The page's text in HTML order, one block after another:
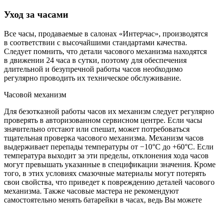
Уход за часами
Все часы, продаваемые в салонах «Интерчас», производятся
в соответствии с высочайшими стандартами качества.
Следует помнить, что детали часового механизма находятся
в движении 24 часа в сутки, поэтому для обеспечения
длительной и безупречной работы часов необходимо
регулярно проводить их техническое обслуживание.
Часовой механизм
Для безотказной работы часов их механизм следует регулярно
проверять в авторизованном сервисном центре. Если часы
значительно отстают или спешат, может потребоваться
тщательная проверка часового механизма. Механизм часов
выдерживает перепады температуры от −10°C до +60°C. Если
температура выходит за эти пределы, отклонения хода часов
могут превышать указанные в спецификации значения. Кроме
того, в этих условиях смазочные материалы могут потерять
свои свойства, что приведет к повреждению деталей часового
механизма. Также часовые мастера не рекомендуют
самостоятельно менять батарейки в часах, ведь Вы можете